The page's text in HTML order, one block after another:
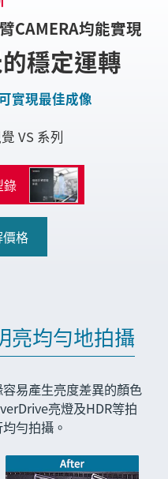
CAMERA均能實現
穩定運轉
實現最佳成像
VS 系列
錄
格
亮均勻地拍攝
易產生亮度差異的顏色
亮燈及HDR等拍
勻拍攝。